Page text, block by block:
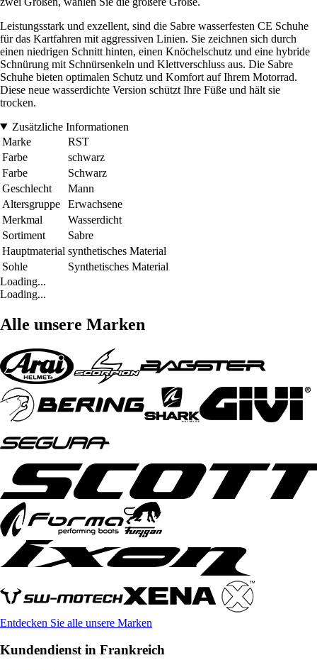
Leistungsstark und exzellent, sind die Sabre wasserfesten CE Schuhe
für das Kartfahren mit aggressiven Linien. Sie zeichnen sich durch
einen niedrigen Schnitt hinten, einen Knöchelschutz und eine hybride
Schnürung mit Schnürsenkeln und Klettverschluss aus. Die Sabre
Schuhe bieten optimalen Schutz und Komfort auf Ihrem Motorrad.
Diese neue wasserdichte Version schützt Ihre Füße und hält sie
trocken.
Zusätzliche Informationen
Marke
RST
Farbe
schwarz
Farbe
Schwarz
Geschlecht
Mann
Altersgruppe
Erwachsene
Merkmal
Wasserdicht
Sortiment
Sabre
Hauptmaterial synthetisches Material
Sohle
Synthetisches Material
Loading...
Loading...
Alle unsere Marken
Entdecken Sie alle unsere Marken
Kundendienst in Frankreich